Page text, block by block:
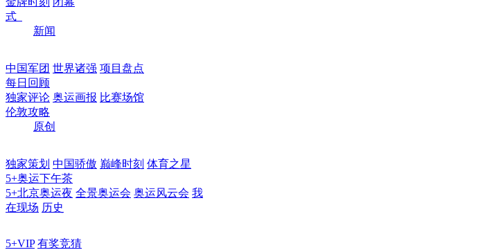
式
新闻
中国军团 世界诸强 项目盘点
每日回顾
独家评论 奥运画报 比赛场馆
伦敦攻略
原创
独家策划 中国骄傲 巅峰时刻 体育之星
5+奥运下午茶
5+北京奥运夜 全景奥运会 奥运风云会 我
在现场 历史
5+VIP 有奖竞猜